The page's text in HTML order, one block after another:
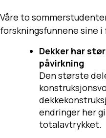
Våre to
forskningsfunnene sine
Dekker har
påvirkning
Den største
endringer her
totalavtrykket.